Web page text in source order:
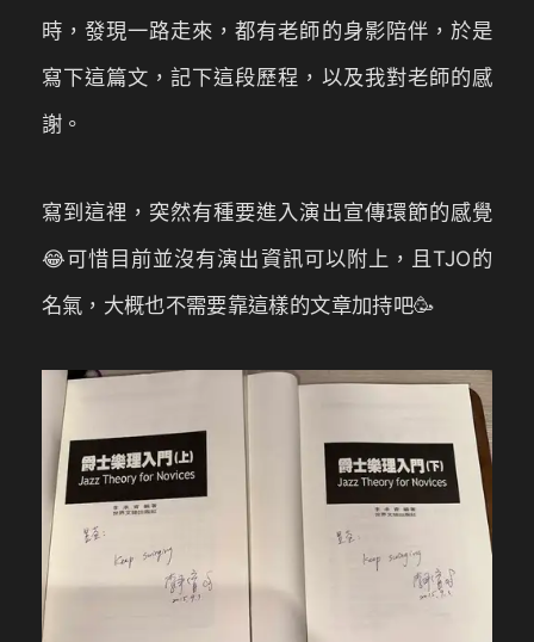
時，發現一路走來，都有老師的身影陪伴，於是
寫下這篇文，記下這段歷程，以及我對老師的感
謝。
寫到這裡，突然有種要進入演出宣傳環節的感覺
😂可惜目前並沒有演出資訊可以附上，且TJO的
名氣，大概也不需要靠這樣的文章加持吧🥳